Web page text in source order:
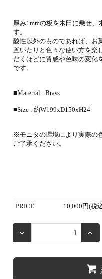
厚み1mmの板を木臼に乗せ、
す。
酸性以外のものであれば、お
置いたりと色々な使い方を楽
だくほどに質感や色味の変化
です。
■Material : Brass
■Size : 約W199xD150xH24
※モニタの環境により実際の
ご了承ください。
PRICE 10,000円(税